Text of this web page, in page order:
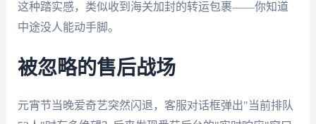
这种踏实感，类似收到海关加封的转运包裹——你知道
中途没人能动手脚。
被忽略的售后战场
元宵节当晚爱奇艺突然闪退，客服对话框弹出"当前排队